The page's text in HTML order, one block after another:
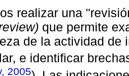
realizar una
que permite
de la actividad de
e identificar
2005